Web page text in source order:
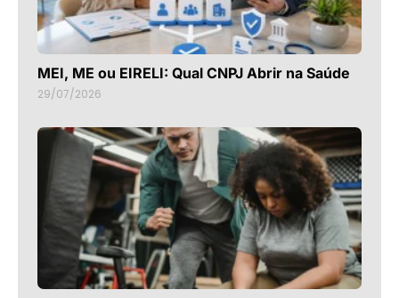
MEI, ME ou EIRELI: Qual CNPJ Abrir na Saúde
29/07/2026